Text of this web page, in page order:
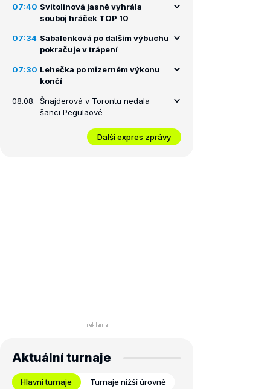
07:40 Svitolinová jasně vyhrála
souboj hráček TOP 10
07:34 Sabalenková po dalším výbuchu
pokračuje v trápení
07:30 Lehečka po mizerném výkonu
končí
08.08. Šnajderová v Torontu nedala
šanci Pegulaové
Další expres zprávy
Aktuální turnaje
Hlavní turnaje Turnaje nižší úrovně